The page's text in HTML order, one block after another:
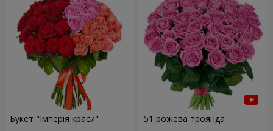
Букет "Імперія краси" 51 рожева троянда